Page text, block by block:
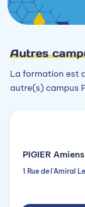
Autres
La formation est
autre(s) campus
PIGIER
1 Rue de l'Amiral